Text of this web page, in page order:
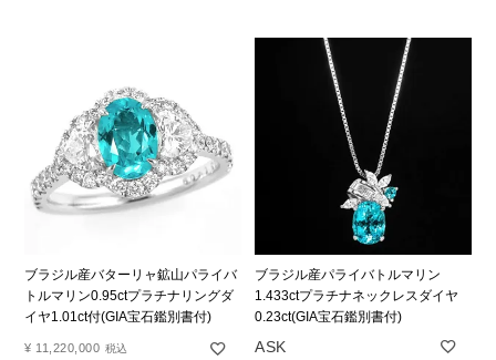
ブラジル産バターリャ鉱山パライバ
トルマリン0.95ctプラチナリングダ
イヤ1.01ct付(GIA宝石鑑別書付)
¥ 11,220,000 税込
ブラジル産パライバトルマリン
1.433ctプラチナネックレスダイヤ
0.23ct(GIA宝石鑑別書付)